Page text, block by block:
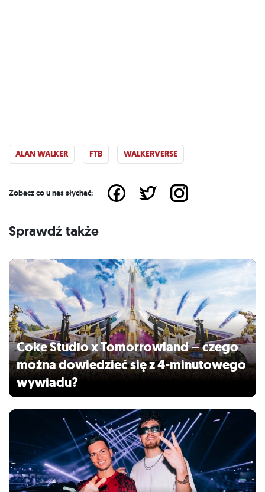
ALAN WALKER FTB WALKERVERSE
Zobacz co u nas słychać:
Sprawdź także
Coke Studio x Tomorrowland – czego
można dowiedzieć się z 4-minutowego
wywiadu?